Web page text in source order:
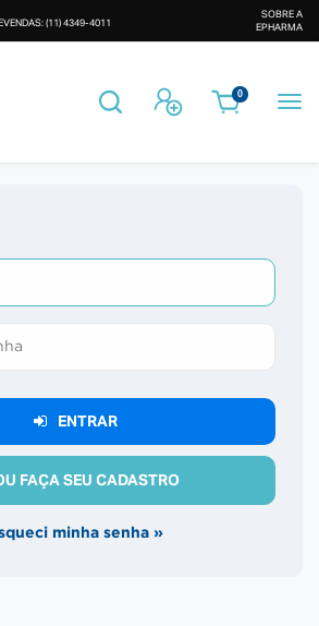
(11) 4349-4011
SOBRE A
EPHARMA
Busca Entrar 0
ENTRAR
FAÇA SEU CADASTRO
minha senha »